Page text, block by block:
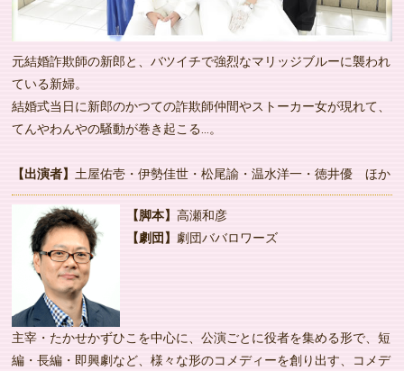
元結婚詐欺師の新郎と、バツイチで強烈なマリッジブルーに襲われ
ている新婦。
結婚式当日に新郎のかつての詐欺師仲間やストーカー女が現れて、
てんやわんやの騒動が巻き起こる…。
【出演者】 土屋佑壱・伊勢佳世・松尾諭・温水洋一・徳井優 ほか
【脚本】 高瀬和彦
【劇団】 劇団ババロワーズ
主宰・たかせかずひこを中心に、公演ごとに役者を集める形で、短
編・長編・即興劇など、様々な形のコメディーを創り出す、コメデ